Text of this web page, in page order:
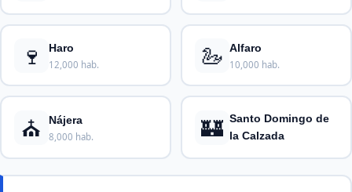
🍷 Haro
12,000 hab. 🦢 Alfaro
10,000 hab.
⛪ Nájera
8,000 hab. 🏰 Santo Domingo de
la Calzada